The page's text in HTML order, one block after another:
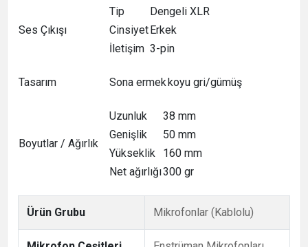
Ses Çıkışı
Tip
Dengeli XLR
CinsiyetErkek
İletişim 3-pin
Tasarım Sona ermekkoyu gri/gümüş
Boyutlar / Ağırlık
Uzunluk
38 mm
Genişlik
50 mm
Yükseklik
160 mm
Net ağırlığı300 gr
Ürün Grubu Mikrofonlar (Kablolu)